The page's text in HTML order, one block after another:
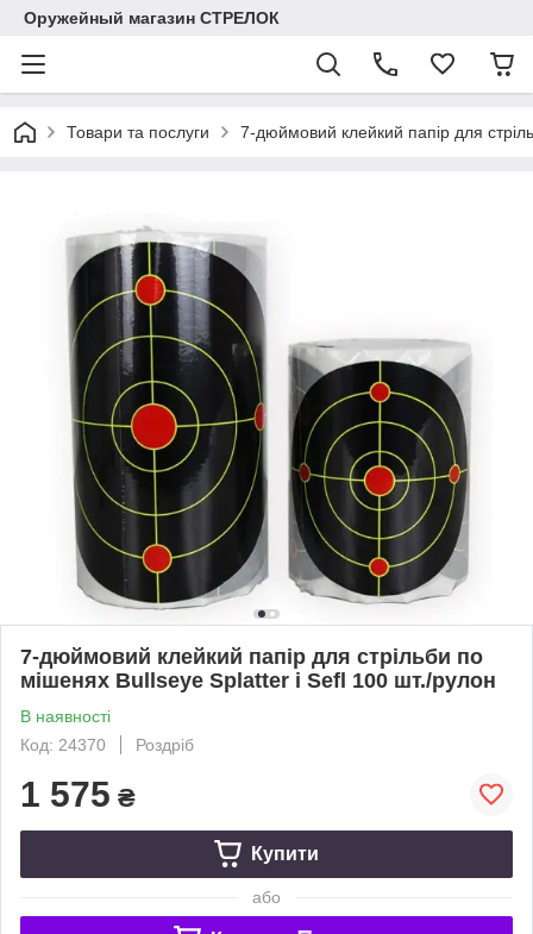
Оружейный магазин СТРЕЛОК
Товари та послуги 7-дюймовий клейкий папір для
7-дюймовий клейкий папір для стрільби по
мішенях Bullseye Splatter і Sefl 100 шт./рулон
В наявності
Код: 24370
Роздріб
1 575 ₴
Купити
або